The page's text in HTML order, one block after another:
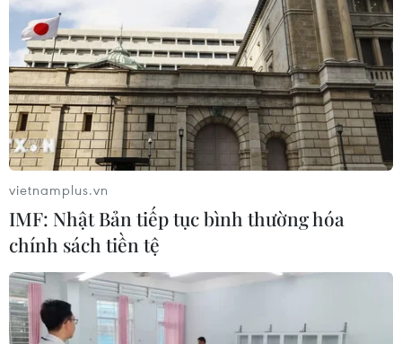
vietnamplus.vn
IMF: Nhật Bản tiếp tục bình thường hóa
chính sách tiền tệ